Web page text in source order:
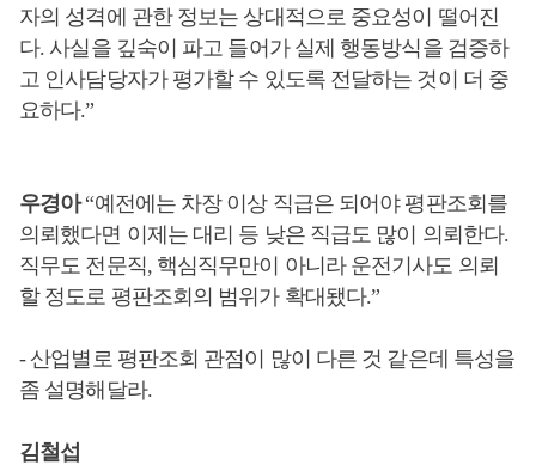
자의 성격에 관한 정보는 상대적으로 중요성이 떨어진
다. 사실을 깊숙이 파고 들어가 실제 행동방식을 검증하
고 인사담당자가 평가할 수 있도록 전달하는 것이 더 중
요하다.”
우경아 “예전에는 차장 이상 직급은 되어야 평판조회를
의뢰했다면 이제는 대리 등 낮은 직급도 많이 의뢰한다.
직무도 전문직, 핵심직무만이 아니라 운전기사도 의뢰
할 정도로 평판조회의 범위가 확대됐다.”
- 산업별로 평판조회 관점이 많이 다른 것 같은데 특성을
좀 설명해달라.
김철섭